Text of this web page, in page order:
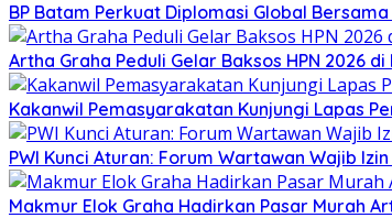
BP Batam Perkuat Diplomasi Global
Artha Graha Peduli Gelar Baksos HPN 2026
Kakanwil Pemasyarakatan Kunjungi Lapas
PWI Kunci Aturan: Forum Wartawan Wajib
Makmur Elok Graha Hadirkan Pasar Murah